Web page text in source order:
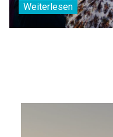
Weiterlesen